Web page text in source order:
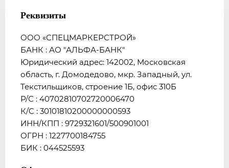
Реквизиты
ООО «СПЕЦМАРКЕРСТРОЙ»
БАНК : АО "АЛЬФА-БАНК"
Юридический адрес: 142002, Московская
область, г. Домодедово, мкр. Западный, ул.
Текстильщиков, строение 1Б, офис 310Б
Р/С : 40702810702720006470
К/C : 30101810200000000593
ИНН/КПП : 9729321601/500901001
ОГРН : 1227700184755
БИК : 044525593